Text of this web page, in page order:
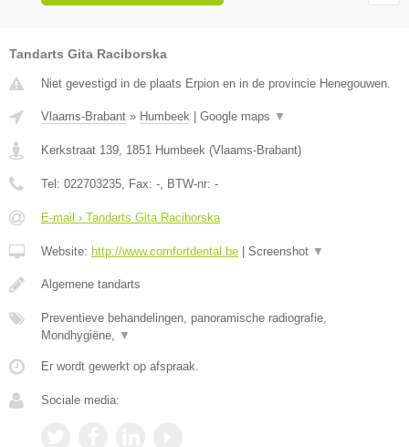
Tandarts Gita Raciborska
Niet gevestigd in de plaats Erpion en in de provincie Henegouwen.
Vlaams-Brabant » Humbeek Google maps ▼
Kerkstraat 139 1851 Humbeek (Vlaams-Brabant)
Tel: 022703235 , Fax: - , BTW-nr: -
E-mail › Tandarts Gita Raciborska
Website: http://www.comfortdental.be Screenshot ▼
Algemene tandarts
Preventieve behandelingen, panoramische radiografie,
Mondhygiëne,
▼
Er wordt gewerkt op afspraak.
Sociale media: